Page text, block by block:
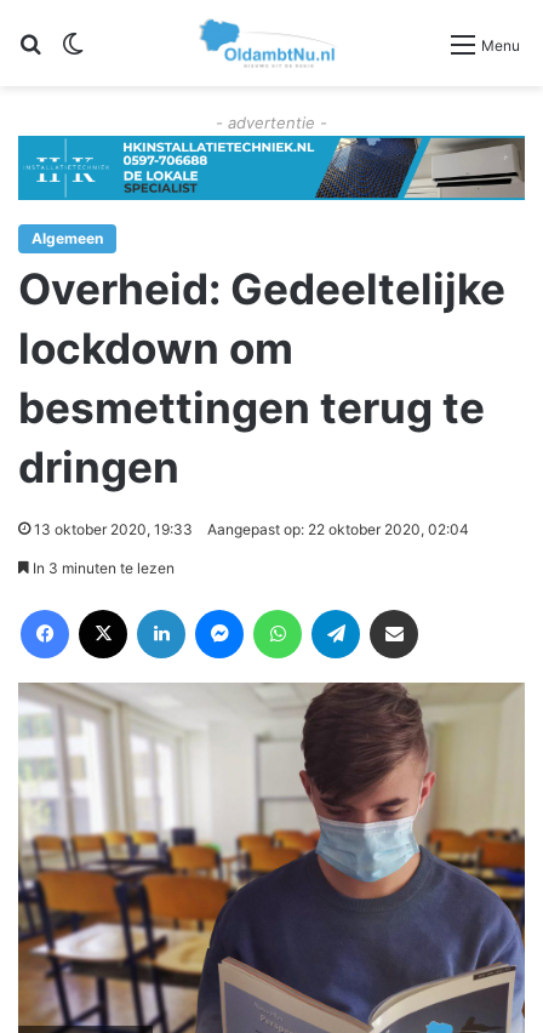
Zoeken Menu
- advertentie -
Algemeen
Overheid: Gedeeltelijke
lockdown om
besmettingen terug te
dringen
13 oktober 2020, 19:33 Aangepast op: 22 oktober 2020, 02:04
In 3 minuten te lezen